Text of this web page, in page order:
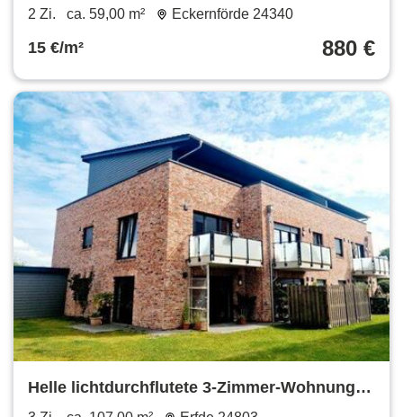
2 Zi. ca. 59,00 m² Eckernförde 24340
15 €/m² 880 €
Helle lichtdurchflutete 3-Zimmer-Wohnung
im wunderschönen Erfde